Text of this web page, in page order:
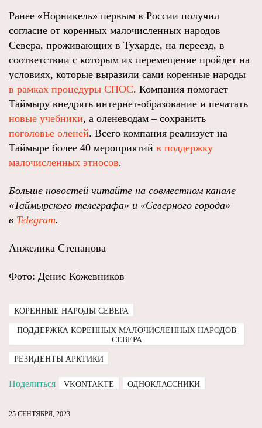
Ранее «Норникель» первым в России получил
согласие от коренных малочисленных народов
Севера, проживающих в Тухарде, на переезд, в
соответствии с которым их перемещение пройдет на
условиях, которые выразили сами коренные народы
в рамках процедуры СПОС. Компания помогает
Таймыру внедрять интернет-образование и печатать
новые учебники, а оленеводам – сохранить
поголовье оленей. Всего компания реализует на
Таймыре более 40 мероприятий в поддержку
малочисленных этносов.
Больше новостей читайте на совместном канале
«Таймырского телеграфа» и «Северного города»
в Telegram.
Анжелика Степанова
Фото: Денис Кожевников
КОРЕННЫЕ НАРОДЫ СЕВЕРА
ПОДДЕРЖКА КОРЕННЫХ МАЛОЧИСЛЕННЫХ НАРОДОВ
СЕВЕРА
РЕЗИДЕНТЫ АРКТИКИ
Поделиться VKONTAKTE ОДНОКЛАССНИКИ
25 СЕНТЯБРЯ, 2023